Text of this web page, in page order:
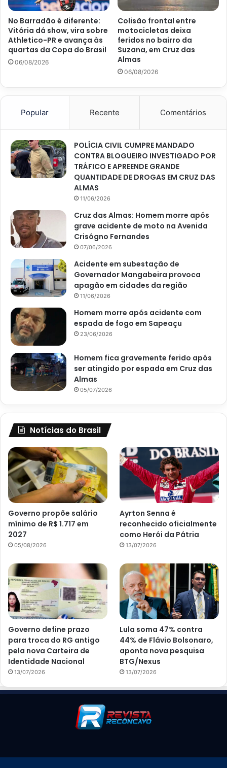
No Barradão é diferente:
Vitória dá show, vira sobre
Athletico-PR e avança às
quartas da Copa do Brasil
06/08/2026
Colisão frontal entre
motocicletas deixa
feridos no bairro da
Suzana, em Cruz das
Almas
06/08/2026
Popular Recente Comentários
POLÍCIA CIVIL CUMPRE MANDADO
CONTRA BLOGUEIRO INVESTIGADO POR
TRÁFICO E APREENDE GRANDE
QUANTIDADE DE DROGAS EM CRUZ DAS
ALMAS
11/06/2026
Cruz das Almas: Homem morre após
grave acidente de moto na Avenida
Crisógno Fernandes
07/06/2026
Acidente em subestação de
Governador Mangabeira provoca
apagão em cidades da região
11/06/2026
Homem morre após acidente com
espada de fogo em Sapeaçu
23/06/2026
Homem fica gravemente ferido após
ser atingido por espada em Cruz das
Almas
05/07/2026
Notícias do Brasil
Governo propõe salário
mínimo de R$ 1.717 em
2027
05/08/2026
Ayrton Senna é
reconhecido oficialmente
como Herói da Pátria
13/07/2026
Governo define prazo
para troca do RG antigo
pela nova Carteira de
Identidade Nacional
13/07/2026
Lula soma 47% contra
44% de Flávio Bolsonaro,
aponta nova pesquisa
BTG/Nexus
13/07/2026